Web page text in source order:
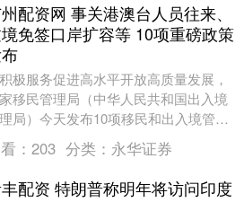
配资网 事关港澳台人员往来、
免签口岸扩容等 10项重磅政策
极服务促进高水平开放高质量发展，
移民管理局（中华人民共和国出入境
局）今天发布10项移民和出入境管理
务政策举措。 一、扩大往来港澳人才签
策试点实....
： 203 分类： 永华证券
配资 特朗普称明年将访问印度